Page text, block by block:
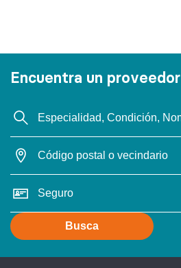
Encuentra un proveedor
Busca